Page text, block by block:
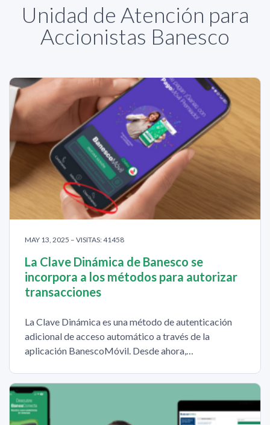
Unidad de Atención para
Accionistas Banesco
MAY 13, 2025 – VISITAS: 41458
La Clave Dinámica de Banesco se
incorpora a los métodos para autorizar
transacciones
La Clave Dinámica es una método de autenticación
adicional de acceso automático a través de la
aplicación BanescoMóvil. Desde ahora,…